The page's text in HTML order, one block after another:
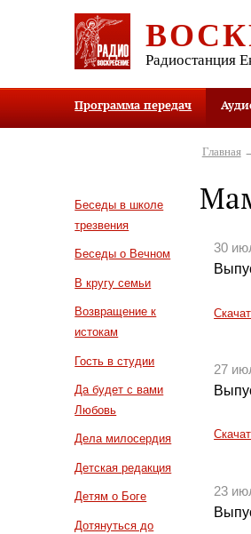
Радиостанция
Программа передач
Беседы в школе
трезвения
Беседы о Вечном
В кругу семьи
Возвращение к
истокам
Гость в студии
Да будет с вами
Любовь
Дела милосердия
Детская редакция
Детям о Боге
Дотянуться до
Главная
30
27
23